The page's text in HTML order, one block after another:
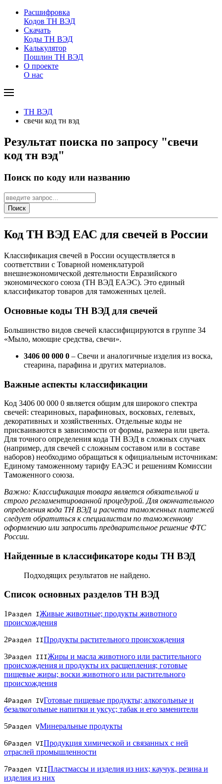
Расшифровка
Кодов ТН ВЭД
Скачать
Коды ТН ВЭД
Калькулятор
Пошлин ТН ВЭД
О проекте
О нас
ТН ВЭД
свечи код тн вэд
Результат поиска по запросу "свечи
код тн вэд"
Поиск по коду или названию
Поиск
Код ТН ВЭД ЕАС для свечей в России
Классификация свечей в России осуществляется в
соответствии с Товарной номенклатурой
внешнеэкономической деятельности Евразийского
экономического союза (ТН ВЭД ЕАЭС). Это единый
классификатор товаров для таможенных целей.
Основные коды ТН ВЭД для свечей
Большинство видов свечей классифицируются в группе 34
«Мыло, моющие средства, свечи».
3406 00 000 0 – Свечи и аналогичные изделия из воска,
стеарина, парафина и других материалов.
Важные аспекты классификации
Код 3406 00 000 0 является общим для широкого спектра
свечей: стеариновых, парафиновых, восковых, гелевых,
декоративных и хозяйственных. Отдельные коды не
присваиваются в зависимости от формы, размера или цвета.
Для точного определения кода ТН ВЭД в сложных случаях
(например, для свечей с сложным составом или в составе
наборов) необходимо обращаться к официальным источникам:
Единому таможенному тарифу ЕАЭС и решениям Комиссии
Таможенного союза.
Важно: Классификация товара является обязательной и
строго регламентированной процедурой. Для окончательного
определения кода ТН ВЭД и расчета таможенных платежей
следует обратиться к специалистам по таможенному
оформлению или запросить предварительное решение ФТС
России.
Найденные в классификаторе коды ТН ВЭД
Подходящих результатов не найдено.
Список основных разделов ТН ВЭД
1 Раздел IЖивые животные; продукты животного
происхождения
2Раздел IIПродукты растительного происхождения
3Раздел IIIЖиры и масла животного или растительного
происхождения и продукты их расщепления; готовые
пищевые жиры; воски животного или растительного
происхождения
4Раздел IVГотовые пищевые продукты; алкогольные и
безалкогольные напитки и уксус; табак и его заменители
5Раздел VМинеральные продукты
6Раздел VIПродукция химической и связанных с ней
отраслей промышленности
7Раздел VIIПластмассы и изделия из них; каучук, резина и
изделия из них